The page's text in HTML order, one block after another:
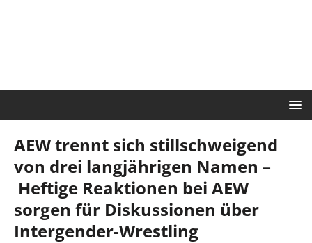
AEW trennt sich stillschweigend
von drei langjährigen Namen –
Heftige Reaktionen bei AEW
sorgen für Diskussionen über
Intergender-Wrestling